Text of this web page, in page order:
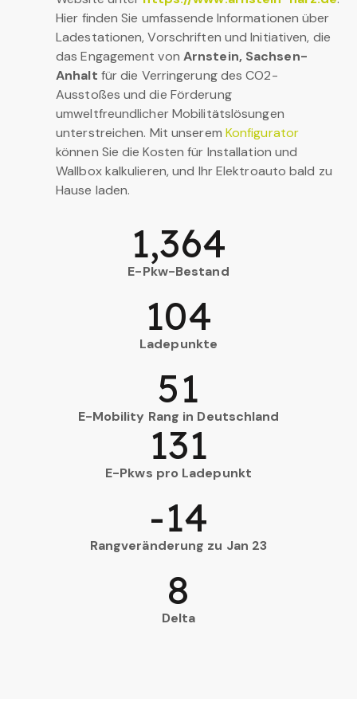
Hier finden Sie umfassende Informationen über
Ladestationen, Vorschriften und Initiativen, die
das Engagement von Arnstein, Sachsen-
Anhalt für die Verringerung des CO2-
Ausstoßes und die Förderung
umweltfreundlicher Mobilitätslösungen
unterstreichen. Mit unserem Konfigurator
können Sie die Kosten für Installation und
Wallbox kalkulieren, und Ihr Elektroauto bald zu
Hause laden.
E-Pkw-Bestand
1,364
Ladepunkte
104
E-Mobility Rang in Deutschland
51
E-Pkws pro Ladepunkt
131
Rangveränderung zu Jan 23
-14
Delta
8